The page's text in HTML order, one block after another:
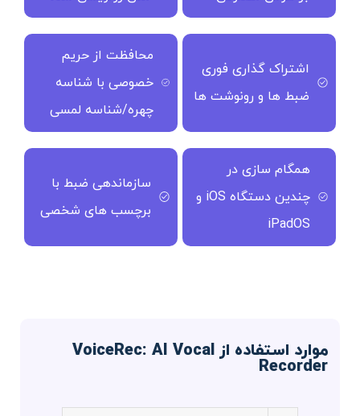
اشتراک گذاری فوری
ضبط ها و رونوشت ها
محافظت از حریم
خصوصی با شناسه
چهره/شناسه لمسی
همگام سازی در
چندین دستگاه iOS و
iPadOS
سازماندهی ضبط با
برچسب های شخصی
موارد استفاده از VoiceRec: AI Vocal
Recorder